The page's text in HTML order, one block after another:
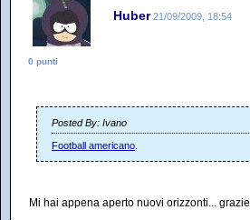
Huber 21/09/2009, 18:54
0 punti
Posted By: Ivano
Football americano
Mi hai appena aperto nuovi orizzonti... grazie.